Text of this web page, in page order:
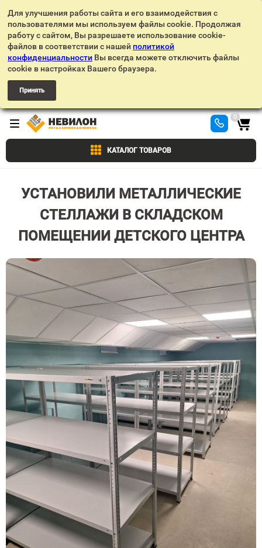
Для улучшения работы сайта и его взаимодействия с
пользователями мы используем файлы cookie. Продолжая
работу с сайтом, Вы разрешаете использование cookie-
файлов в соответствии с нашей политикой
конфиденциальности Вы всегда можете отключить файлы
cookie в настройках Вашего браузера.
Принять
КАТАЛОГ ТОВАРОВ
0
УСТАНОВИЛИ МЕТАЛЛИЧЕСКИЕ
СТЕЛЛАЖИ В СКЛАДСКОМ
ПОМЕЩЕНИИ ДЕТСКОГО ЦЕНТРА